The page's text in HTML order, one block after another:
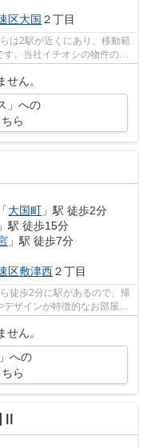
区大国 ２丁目
は2駅が近くにあり、移動範
す。当社イチオシの物件の
ん。
」への
ら
「大国町 」駅 徒歩2分
」駅 徒歩15分
」駅 徒歩7分
区敷津西２丁目
徒歩2分に駅があるので、帰
ザインが特徴的なお部屋。
ん。
への
ら
Ⅱ